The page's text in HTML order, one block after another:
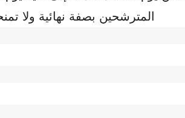
المترشحين بصفة نهائية ولا